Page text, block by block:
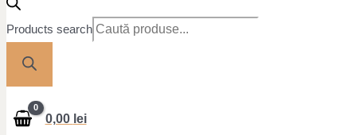
Products search
0,00 lei